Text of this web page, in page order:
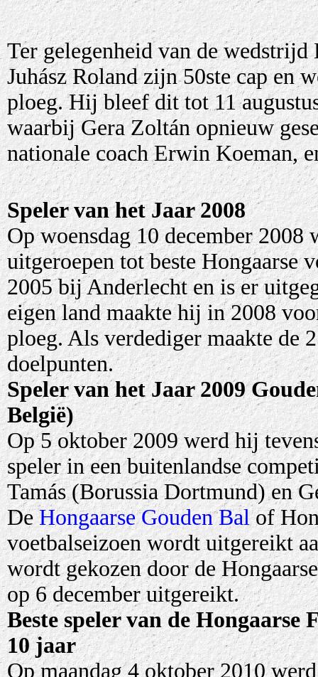
Ter gelegenheid van de
Juhász Roland zijn 50ste cap en
ploeg. Hij bleef dit tot 11
waarbij Gera Zoltán opnieuw
nationale coach Erwin Koeman,
Speler van het Jaar 2008
Op woensdag 10 december 2008
uitgeroepen tot beste Hongaarse
2005 bij Anderlecht en is er
eigen land maakte hij in 2008
ploeg. Als verdediger maakte de
doelpunten.
Speler van het Jaar 2009
België)
Op 5 oktober 2009 werd hij
speler in een buitenlandse
Tamás (Borussia Dortmund) en
DeHongaarse Gouden Balof
voetbalseizoen wordt uitgereikt
wordt gekozen door de
op 6 december uitgereikt.
Beste speler van deHongaarse
10 jaar
Op maandag 4 oktober 2010